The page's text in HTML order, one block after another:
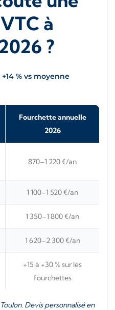
à
?
+14 % vs moyenne
Fourchette annuelle
2026
870–1 220 €/an
1 100–1 520 €/an
1 350–1 800 €/an
1 620–2 300 €/an
+15 à +30 % sur les
fourchettes
Devis personnalisé en